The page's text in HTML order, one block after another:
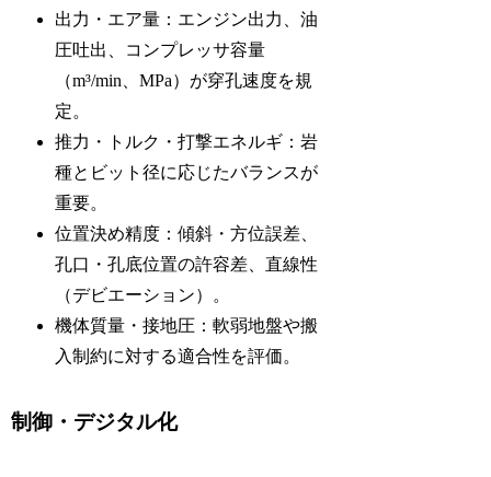
出力・エア量：エンジン出力、油
圧吐出、コンプレッサ容量
（m³/min、MPa）が穿孔速度を規
定。
推力・トルク・打撃エネルギ：岩
種とビット径に応じたバランスが
重要。
位置決め精度：傾斜・方位誤差、
孔口・孔底位置の許容差、直線性
（デビエーション）。
機体質量・接地圧：軟弱地盤や搬
入制約に対する適合性を評価。
制御・デジタル化